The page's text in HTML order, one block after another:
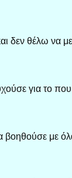
δεν θέλω να
για το
βοηθούσε με